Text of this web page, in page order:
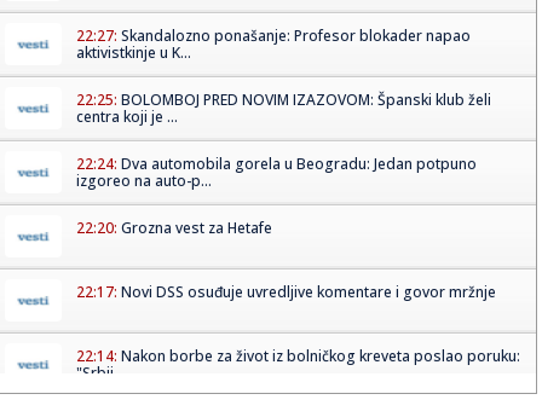
22:27: Skandalozno ponašanje: Profesor blokader napao
aktivistkinje u K...
22:25: BOLOMBOJ PRED NOVIM IZAZOVOM: Španski klub želi
centra koji je ...
22:24: Dva automobila gorela u Beogradu: Jedan potpuno
izgoreo na auto-p...
22:20: Grozna vest za Hetafe
22:17: Novi DSS osuđuje uvredljive komentare i govor mržnje
22:14: Nakon borbe za život iz bolničkog kreveta poslao poruku:
"Srbij...